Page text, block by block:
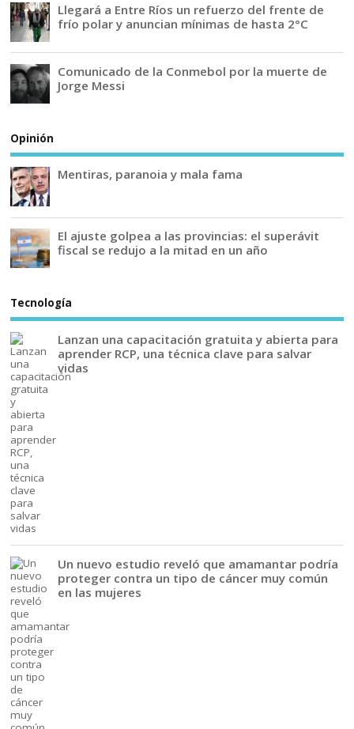
Llegará a Entre Ríos un refuerzo del frente de
frío polar y anuncian mínimas de hasta 2°C
Comunicado de la Conmebol por la muerte de
Jorge Messi
Opinión
Mentiras, paranoia y mala fama
El ajuste golpea a las provincias: el superávit
fiscal se redujo a la mitad en un año
Tecnología
Lanzan una capacitación gratuita y abierta para
aprender RCP, una técnica clave para salvar
vidas
Un nuevo estudio reveló que amamantar podría
proteger contra un tipo de cáncer muy común
en las mujeres